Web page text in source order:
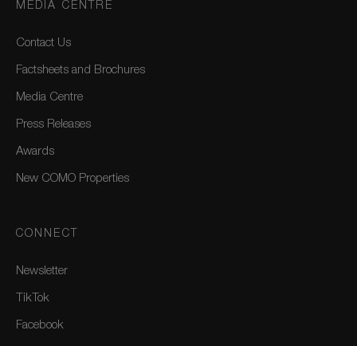
MEDIA CENTRE
Contact Us
Factsheets and Brochures
Media Centre
Press Releases
Awards
New COMO Properties
CONNECT
Newsletter
TikTok
Facebook